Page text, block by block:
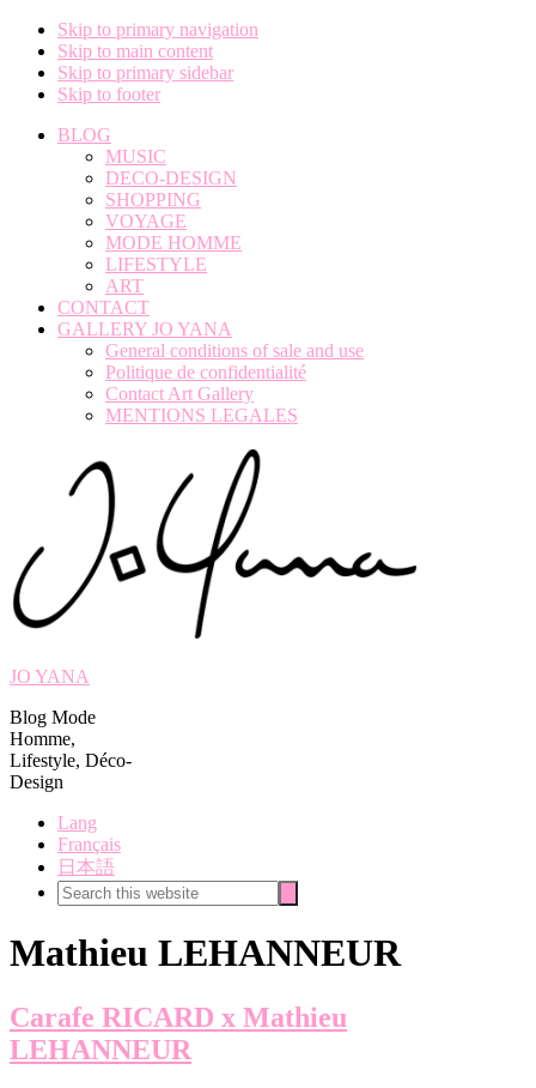
Skip to primary navigation
Skip to main content
Skip to primary sidebar
Skip to footer
BLOG
MUSIC
DECO-DESIGN
SHOPPING
VOYAGE
MODE HOMME
LIFESTYLE
ART
CONTACT
GALLERY JO YANA
General conditions of sale and use
Politique de confidentialité
Contact Art Gallery
MENTIONS LEGALES
JO YANA
Blog Mode
Homme,
Lifestyle, Déco-
Design
Lang
Français
日本語
Search
this
Mathieu LEHANNEUR
Carafe RICARD x Mathieu
LEHANNEUR